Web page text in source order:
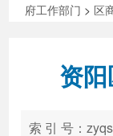
新闻中
府工作部门 > 区
资
索 引 号：